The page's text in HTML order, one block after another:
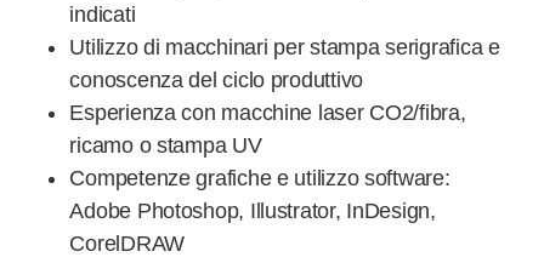
indicati
Utilizzo di macchinari per stampa serigrafica e
conoscenza del ciclo produttivo
Esperienza con macchine laser CO2/fibra,
ricamo o stampa UV
Competenze grafiche e utilizzo software:
Adobe Photoshop, Illustrator, InDesign,
CorelDRAW